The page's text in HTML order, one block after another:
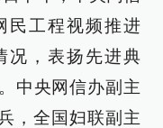
民工程视频推进
况，表扬先进典
中央网信办副主
，全国妇联副主